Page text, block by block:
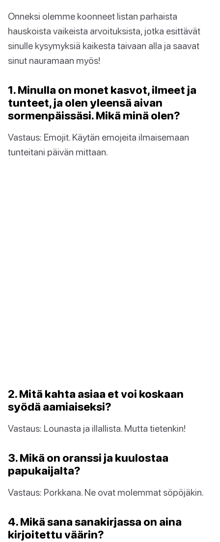
Onneksi olemme koonneet listan parhaista
hauskoista vaikeista arvoituksista, jotka esittävät
sinulle kysymyksiä kaikesta taivaan alla ja saavat
sinut nauramaan myös!
1. Minulla on monet kasvot, ilmeet ja
tunteet, ja olen yleensä aivan
sormenpäissäsi. Mikä minä olen?
Vastaus: Emojit. Käytän emojeita ilmaisemaan
tunteitani päivän mittaan.
2. Mitä kahta asiaa et voi koskaan
syödä aamiaiseksi?
Vastaus: Lounasta ja illallista. Mutta tietenkin!
3. Mikä on oranssi ja kuulostaa
papukaijalta?
Vastaus: Porkkana. Ne ovat molemmat söpöjäkin.
4. Mikä sana sanakirjassa on aina
kirjoitettu väärin?